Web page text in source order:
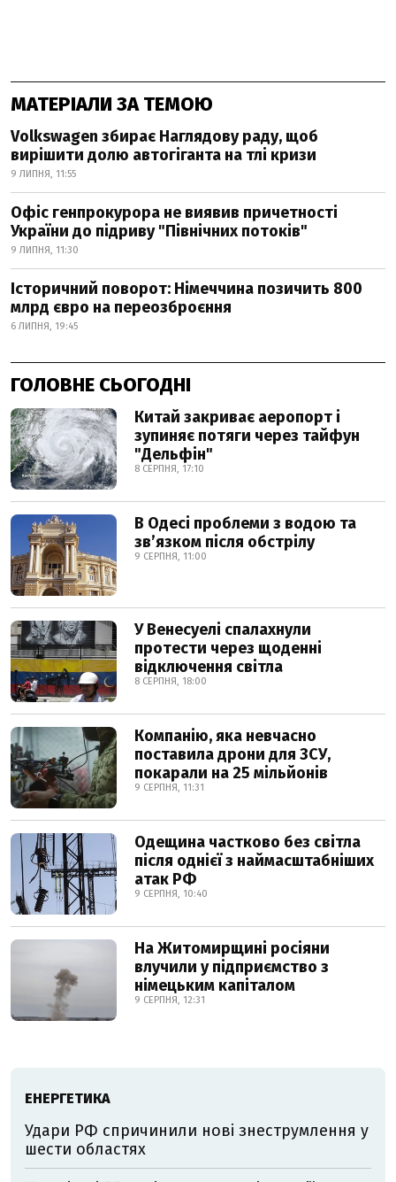
МАТЕРІАЛИ ЗА ТЕМОЮ
Volkswagen збирає Наглядову раду, щоб
вирішити долю автогіганта на тлі кризи
9 ЛИПНЯ, 11:55
Офіс генпрокурора не виявив причетності
України до підриву "Північних потоків"
9 ЛИПНЯ, 11:30
Історичний поворот: Німеччина позичить 800
млрд євро на переозброєння
6 ЛИПНЯ, 19:45
ГОЛОВНЕ СЬОГОДНІ
Китай закриває аеропорт і
зупиняє потяги через тайфун
"Дельфін"
8 СЕРПНЯ, 17:10
В Одесі проблеми з водою та
звʼязком після обстрілу
9 СЕРПНЯ, 11:00
У Венесуелі спалахнули
протести через щоденні
відключення світла
8 СЕРПНЯ, 18:00
Компанію, яка невчасно
поставила дрони для ЗСУ,
покарали на 25 мільйонів
9 СЕРПНЯ, 11:31
Одещина частково без світла
після однієї з наймасштабніших
атак РФ
9 СЕРПНЯ, 10:40
На Житомирщині росіяни
влучили у підприємство з
німецьким капіталом
9 СЕРПНЯ, 12:31
ЕНЕРГЕТИКА
Удари РФ спричинили нові знеструмлення у
шести областях